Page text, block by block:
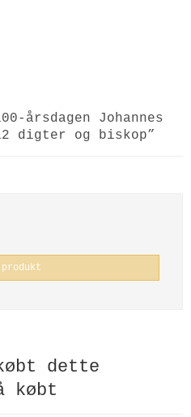
årsdagen Johannes
digter og biskop”
dette
købt